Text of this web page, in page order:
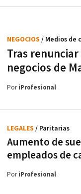
Tras
negocios de
NEGOCIOS / Medios de
PoriProfesional
Aumento de
empleados de
LEGALES / Paritarias
PoriProfesional